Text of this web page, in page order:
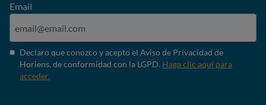
Email
Declaro que conozco y acepto el Aviso de Privacidad de
Horiens, de conformidad con la LGPD. Haga clic aquí para
acceder.